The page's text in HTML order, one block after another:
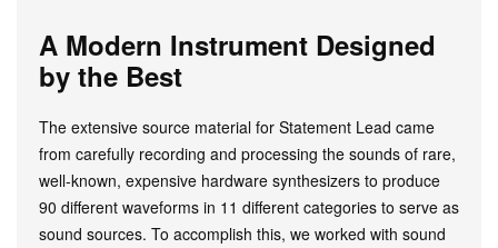
A Modern Instrument Designed
by the Best
The extensive source material for Statement Lead came
from carefully recording and processing the sounds of rare,
well-known, expensive hardware synthesizers to produce
90 different waveforms in 11 different categories to serve as
sound sources. To accomplish this, we worked with sound